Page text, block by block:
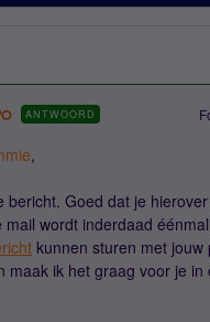
ANTWOORD
,
bericht. Goed dat je
mail wordt inderdaad
kunnen sturen met jouw
maak ik het graag voor je in